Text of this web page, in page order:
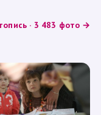
· 3 483 фото →